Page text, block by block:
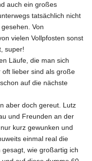
auch ein großes
tatsächlich nicht
Von
vielen Vollpfosten sonst
super!
Läufe, die man sich
oft lieber sind als große
auf die nächste
aber doch gereut. Lutz
und Freunden an der
kurz gewunken und
einmal real die
wie großartig ich